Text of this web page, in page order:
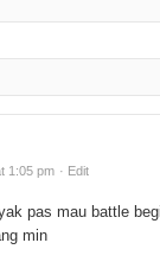
1:05 pm · Edit
pas mau battle
min